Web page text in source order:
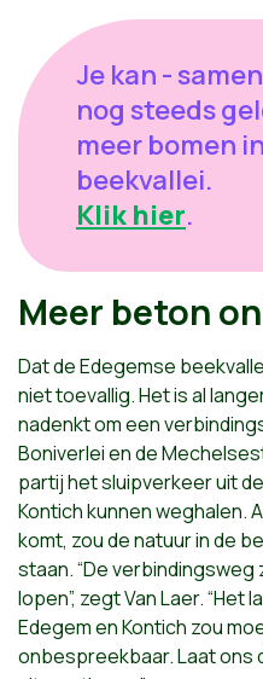
Je kan -
nog steeds
meer bomen
beekvallei.
Klik hier.
Meer beton
Dat de Edegemse
niet toevallig. Het is al
nadenkt om een
Boniverlei en de
partij het sluipverkeer uit
Kontich kunnen weghalen.
komt, zou de natuur in de
staan. “De verbindingsweg
lopen”, zegt Van Laer.
Edegem en Kontich zou
onbespreekbaar. Laat ons